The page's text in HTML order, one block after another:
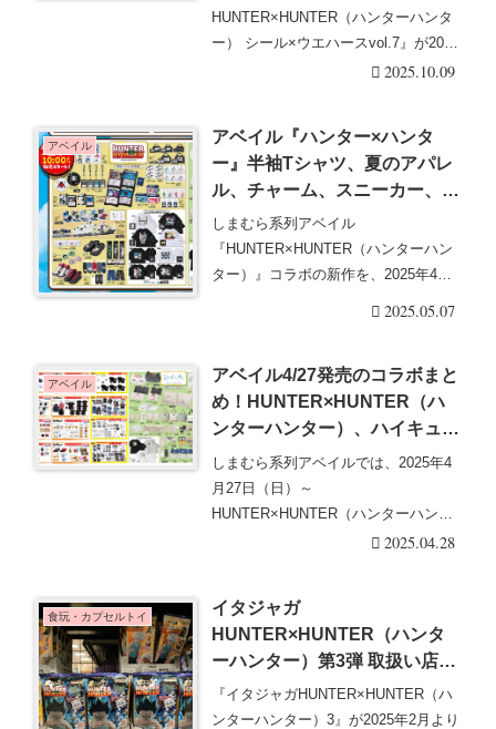
め！フラゲは？イオン、ローソ
ンも！シークレットネタバレ！
HUNTER×HUNTER（ハンターハンタ
ー） シール×ウエハースvol.7』が2025
年5月より・・・続きを読む2025.10.09
アベイル
アベイル『ハンター×ハンタ
ー』半袖Tシャツ、夏のアパレ
ル、チャーム、スニーカー、サ
ンダル、エコバッグ、タオル、
アクスタなどのグッズが新発
売！GW祭、口コミ、売り切
一部アイテムが受注生産で再販
しまむら系列アベイル
『HUNTER×HUNTER（ハンターハン
ター）』コラボの新作を、2025年4月
2025.05.07
アベイル
アベイル4/27発売のコラボまと
め！HUNTER×HUNTER（ハ
ンターハンター）、ハイキュ
ー!!、夏目友人帳 ニャンコ先生
も♡口コミ、入荷数、行列、売
り切れ、整理券は？
しまむら系列アベイルでは、2025年4
月27日（日）～
HUNTER×HUNTER（ハンターハンタ
ー）、ハイキュー!!、夏・・・続きを
2025.04.28
食玩・カプセルトイ
イタジャガ
HUNTER×HUNTER（ハンタ
ーハンター）第3弾 取扱い店は
どこ？コンビニは？配列や再販
売まとめ！フラゲは？イオン、
『イタジャガHUNTER×HUNTER（ハ
ンターハンター）3』が2025年2月より